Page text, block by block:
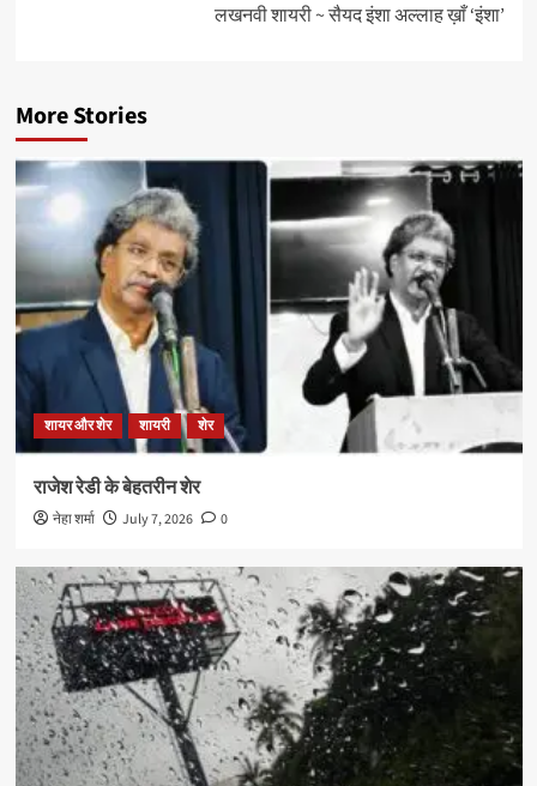
लखनवी शायरी ~ सैयद इंशा अल्लाह ख़ाँ ‘इंशा’
More Stories
शायर और शेर शायरी शेर
राजेश रेडी के बेहतरीन शेर
नेहा शर्मा July 7, 2026 0